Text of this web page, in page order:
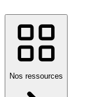
Nos ressources